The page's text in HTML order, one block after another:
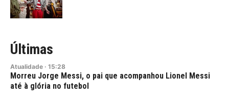
Últimas
Atualidade · 15:28
Morreu Jorge Messi, o pai que acompanhou Lionel Messi
até à glória no futebol